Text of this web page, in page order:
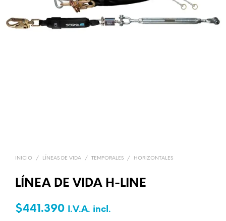
INICIO / LÍNEAS DE VIDA / TEMPORALES / HORIZONTALES
LÍNEA DE VIDA H-LINE
$441.390 I.V.A. incl.